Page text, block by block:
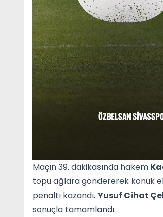
Maçın 39. dakikasında hakem
topu ağlara göndererek konuk
penaltı kazandı. Yusuf Cihat
sonuçla tamamlandı.